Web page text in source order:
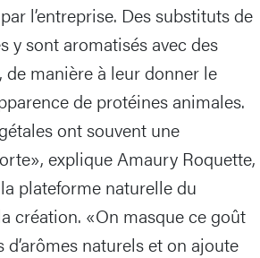
l’entreprise. Des substituts de
y sont aromatisés avec des
de manière à leur donner le
de protéines animales.
ont souvent une
explique Amaury Roquette,
plateforme naturelle du
création. «On masque ce goût
naturels et on ajoute